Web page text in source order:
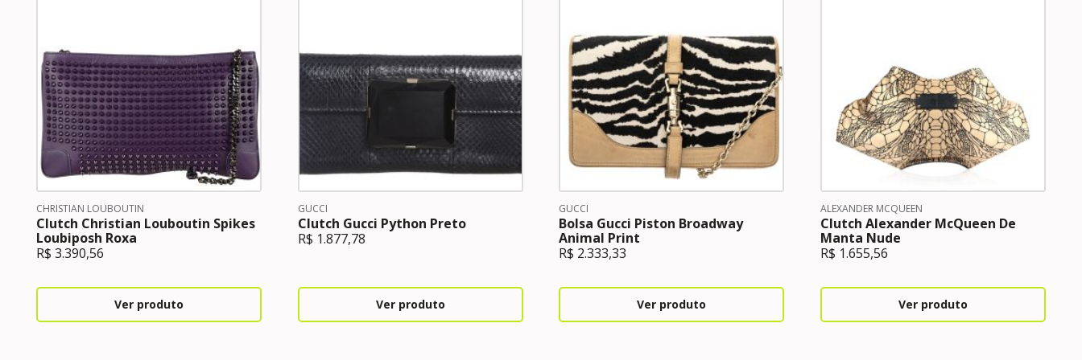
CHRISTIAN LOUBOUTIN
Clutch Christian Louboutin Spikes
Loubiposh Roxa
R$ 3.390,56
Ver produto
GUCCI
Clutch Gucci Python Preto
R$ 1.877,78
Ver produto
GUCCI
Bolsa Gucci Piston Broadway
Animal Print
R$ 2.333,33
Ver produto
ALEXANDER MCQUEEN
Clutch Alexander McQueen De
Manta Nude
R$ 1.655,56
Ver produto